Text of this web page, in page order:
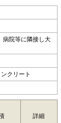
病院等に隣接し大
クリート
詳細